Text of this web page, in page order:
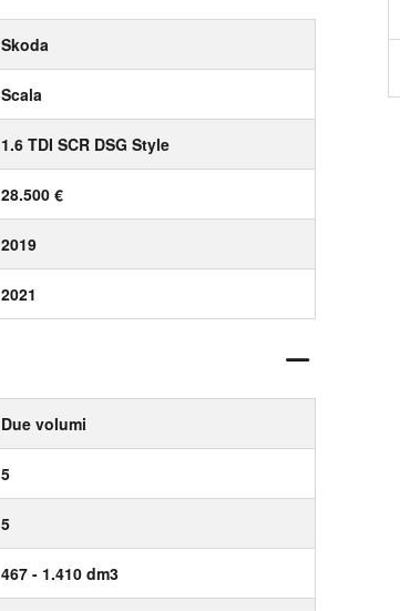
Skoda
Scala
1.6 TDI SCR DSG Style
28.500 €
2019
2021
Due volumi
5
5
467 - 1.410 dm3